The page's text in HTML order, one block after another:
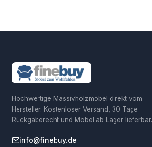
Hochwertige Massivholzmöbel direkt vom
Hersteller. Kostenloser Versand, 30 Tage
Rückgaberecht und Möbel ab Lager lieferbar.
info@finebuy.de